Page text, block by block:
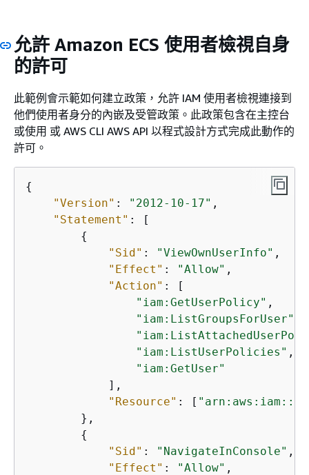
允許 Amazon ECS 使用者檢視自身
的許可
此範例會示範如何建立政策，允許 IAM 使用者檢視連接到
他們使用者身分的內嵌及受管政策。此政策包含在主控台
或使用 或 AWS CLI AWS API 以程式設計方式完成此動作的
許可。
{
"Version" : "2012-10-17" ,
"Statement" : [
{
"Sid" : "ViewOwnUserInfo" ,
"Effect" : "Allow" ,
"Action" : [
"iam:GetUserPolicy" ,
"iam:ListGroupsForUser"
"iam:ListUserPolicies" ,
"iam:GetUser"
            ],
"Resource" : [
        },
{
"Sid" : "NavigateInConsole" ,
"Effect" : "Allow" ,